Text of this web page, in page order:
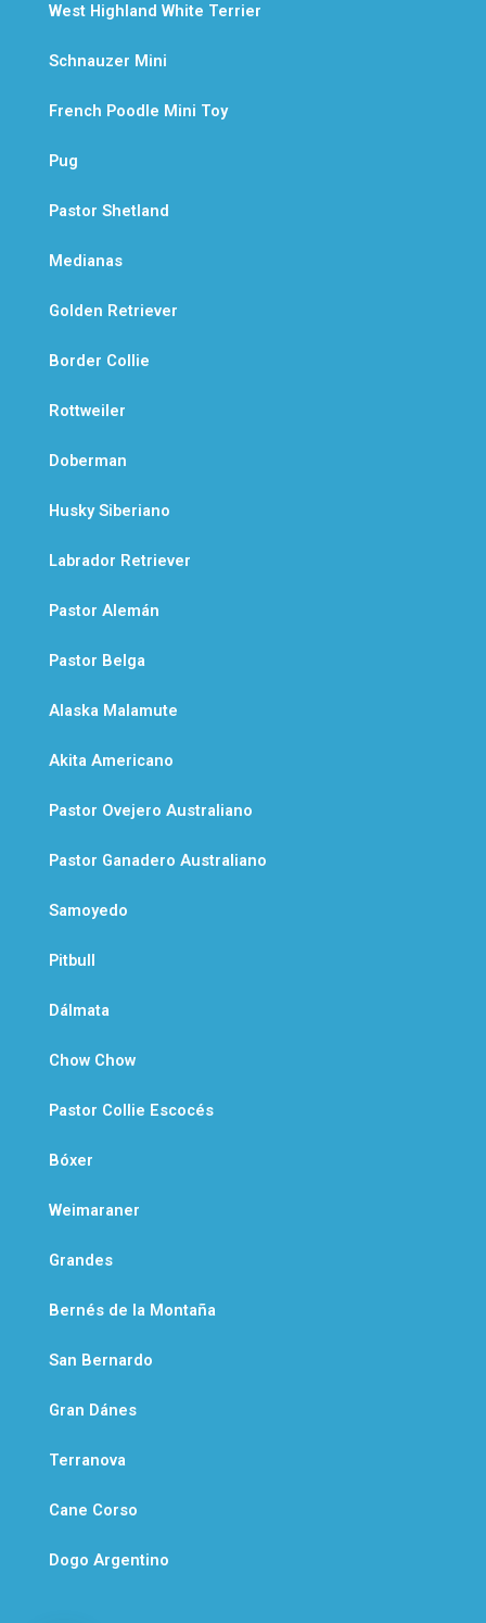
West Highland White Terrier
Schnauzer Mini
French Poodle Mini Toy
Pug
Pastor Shetland
Medianas
Golden Retriever
Border Collie
Rottweiler
Doberman
Husky Siberiano
Labrador Retriever
Pastor Alemán
Pastor Belga
Alaska Malamute
Akita Americano
Pastor Ovejero Australiano
Pastor Ganadero Australiano
Samoyedo
Pitbull
Dálmata
Chow Chow
Pastor Collie Escocés
Bóxer
Weimaraner
Grandes
Bernés de la Montaña
San Bernardo
Gran Dánes
Terranova
Cane Corso
Dogo Argentino